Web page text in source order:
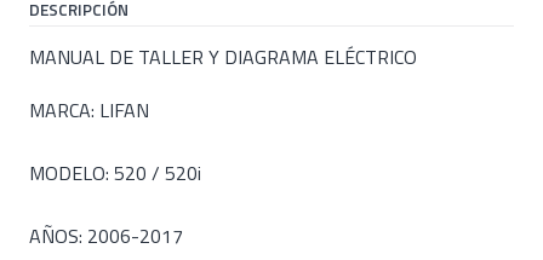
DESCRIPCIÓN
MANUAL DE TALLER Y DIAGRAMA ELÉCTRICO
MARCA: LIFAN
MODELO: 520 / 520i
AÑOS: 2006-2017